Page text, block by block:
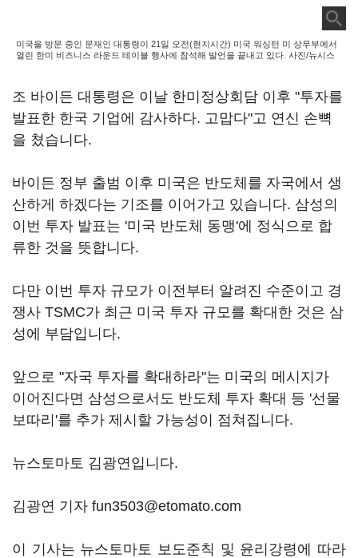
미국을 방문 중인 문재인 대통령이 21일 오전(현지시간) 미국 워싱턴 미 상무부에서
열린 한미 비즈니스 라운드 테이블 행사에 참석해 발언을 끝내고 있다. 사진/뉴시스
조 바이든 대통령은 이날 한미정상회담 이후 "투자를
발표한 한국 기업에 감사하다. 고맙다"고 연신 손뼉
을 쳤습니다.
바이든 정부 출범 이후 미국은 반도체를 자국에서 생
산하게 하겠다는 기조를 이어가고 있습니다. 삼성의
이번 투자 발표는 '미국 반도체 동맹'에 정식으로 합
류한 것을 뜻합니다.
다만 이번 투자 규모가 이전부터 알려진 수준이고 경
쟁사 TSMC가 최근 미국 투자 규모를 확대한 것은 삼
성에 부담입니다.
앞으로 "자국 투자를 확대하라"는 미국의 메시지가
이어진다면 삼성으로서도 반도체 투자 확대 등 '선물
보따리'를 추가 제시할 가능성이 점쳐집니다.
뉴스토마토 김광연입니다.
김광연 기자 fun3503@etomato.com
이 기사는 뉴스토마토 보도준칙 및 윤리강령에 따라